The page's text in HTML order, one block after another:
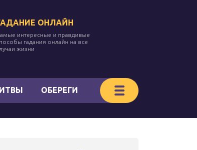
ОНЛАЙН
интересные и правдивые
гадания онлайн на все
жизни
ОБЕРЕГИ